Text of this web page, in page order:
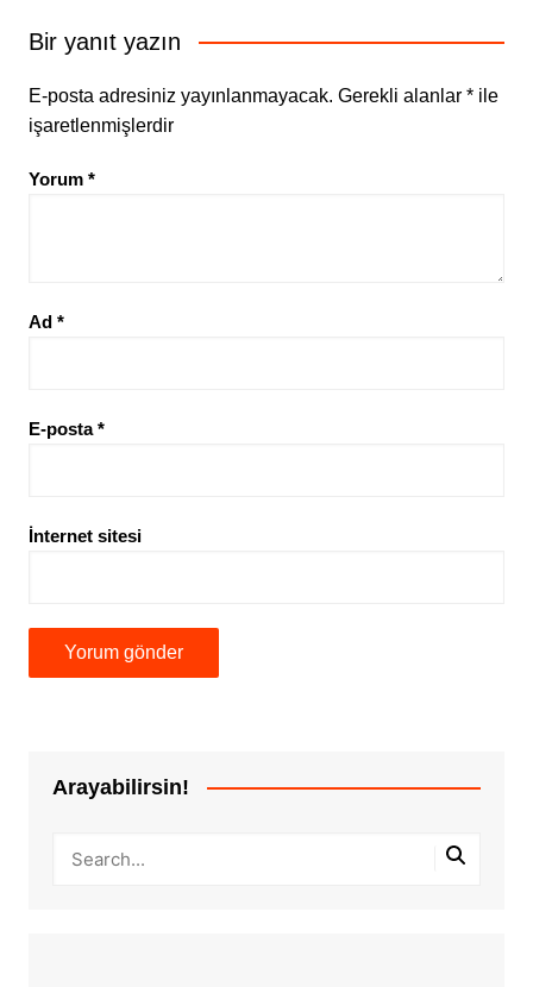
Bir yanıt yazın
E-posta adresiniz yayınlanmayacak. Gerekli alanlar *ile
işaretlenmişlerdir
Yorum *
Ad *
E-posta*
İnternet sitesi
Arayabilirsin!